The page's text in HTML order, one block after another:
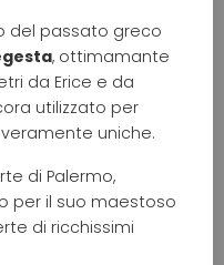
del passato greco
, ottimamante
da Erice e da
utilizzato per
uniche.
di Palermo,
per il suo maestoso
di ricchissimi